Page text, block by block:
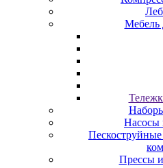
Мебель
Насосы
Прессы